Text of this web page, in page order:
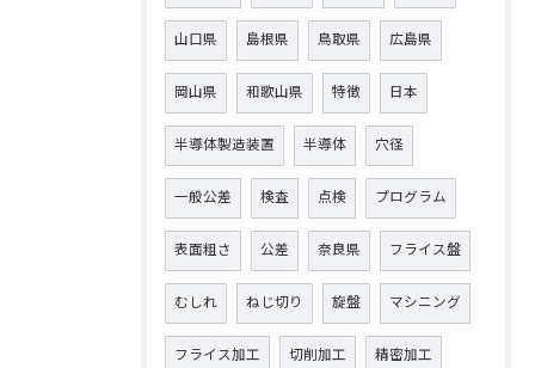
山口県 島根県 鳥取県 広島県
岡山県 和歌山県 特徴 日本
半導体製造装置 半導体 穴径
一般公差 検査 点検 プログラム
表面粗さ 公差 奈良県 フライス盤
むしれ ねじ切り 旋盤 マシニング
フライス加工 切削加工 精密加工